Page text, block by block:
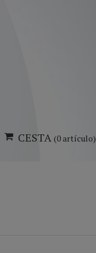
CESTA (0 artículo)